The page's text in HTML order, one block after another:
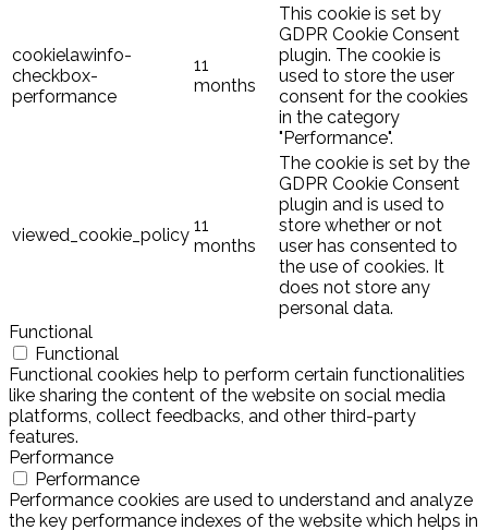
cookielawinfo-
checkbox-
performance
11
months
This cookie is set by
GDPR Cookie Consent
plugin. The cookie is
used to store the user
consent for the cookies
in the category
"Performance".
viewed_cookie_policy 11
months
The cookie is set by the
GDPR Cookie Consent
plugin and is used to
store whether or not
user has consented to
the use of cookies. It
does not store any
personal data.
Functional
Functional
Functional cookies help to perform certain functionalities
like sharing the content of the website on social media
platforms, collect feedbacks, and other third-party
features.
Performance
Performance
Performance cookies are used to understand and analyze
the key performance indexes of the website which helps in